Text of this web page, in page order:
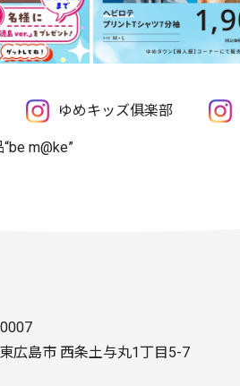
ゆめキッズ俱楽部
m@ke”
広島市 西条土与丸1丁目5-7